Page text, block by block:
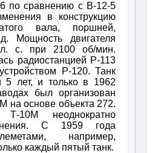
по сравнению с В-12-5
в конструкцию
вала, поршней,
Мощность двигателя
л. с. при 2100 об/мин.
радиостанцией Р-113
Р-120. Танк
5 лет, и только в 1962
был организован
на основе объекта 272.
10М неоднократно
С 1959 года
например,
каждый пятый танк.